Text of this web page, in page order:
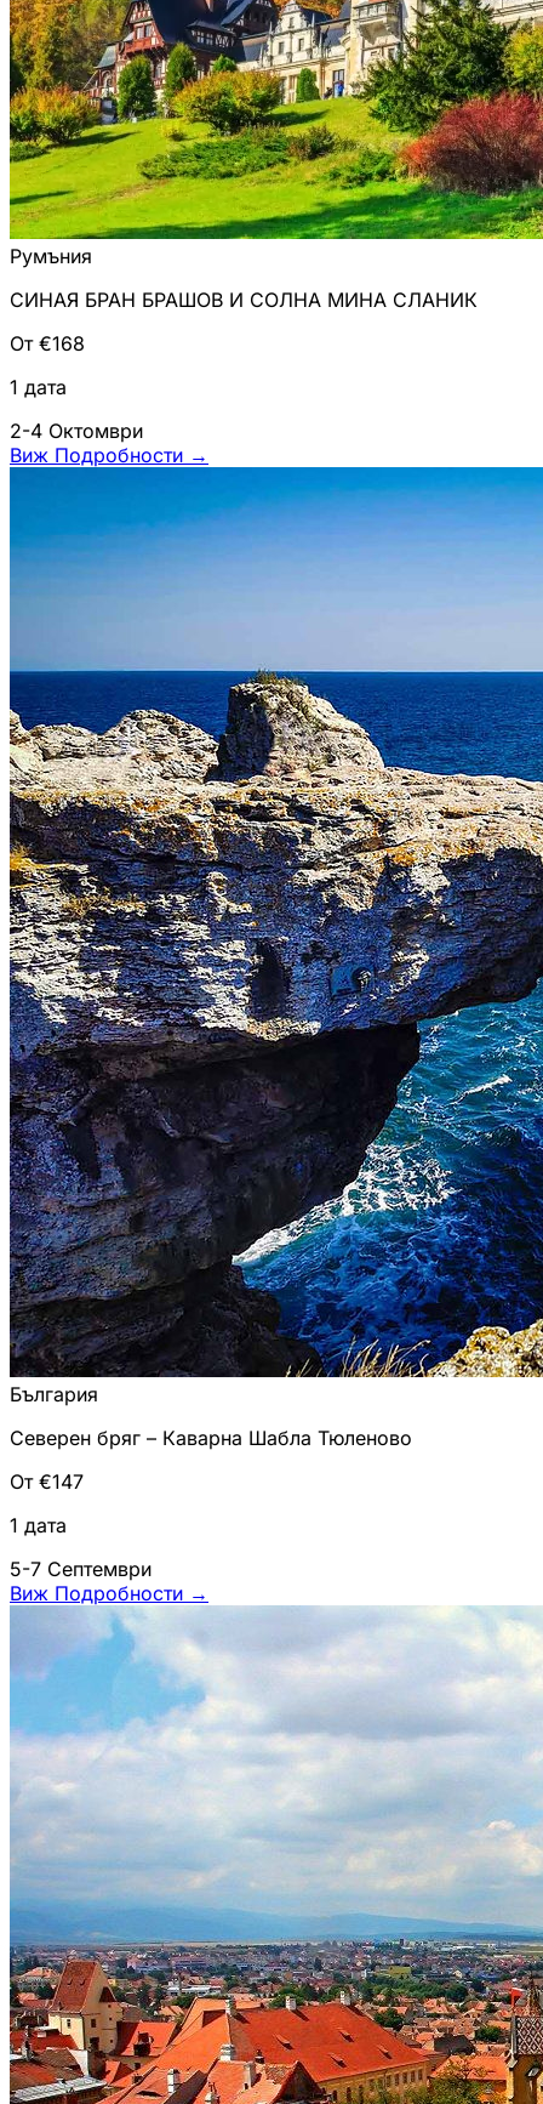
Румъния
СИНАЯ БРАН БРАШОВ И СОЛНА МИНА СЛАНИК
От €168
1 дата
2-4 Октомври
Виж Подробности →
България
Северен бряг – Каварна Шабла Тюленово
От €147
1 дата
5-7 Септември
Виж Подробности →